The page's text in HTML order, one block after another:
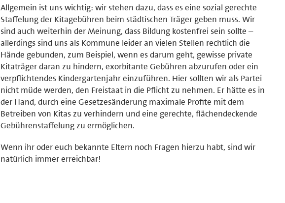
Allgemein ist uns wichtig: wir stehen dazu, dass es eine sozial gerechte
Staffelung der Kitagebühren beim städtischen Träger geben muss. Wir
sind auch weiterhin der Meinung, dass Bildung kostenfrei sein sollte –
allerdings sind uns als Kommune leider an vielen Stellen rechtlich die
Hände gebunden, zum Beispiel, wenn es darum geht, gewisse private
Kitaträger daran zu hindern, exorbitante Gebühren abzurufen oder ein
verpflichtendes Kindergartenjahr einzuführen. Hier sollten wir als Partei
nicht müde werden, den Freistaat in die Pflicht zu nehmen. Er hätte es in
der Hand, durch eine Gesetzesänderung maximale Profite mit dem
Betreiben von Kitas zu verhindern und eine gerechte, flächendeckende
Gebührenstaffelung zu ermöglichen.
Wenn ihr oder euch bekannte Eltern noch Fragen hierzu habt, sind wir
natürlich immer erreichbar!